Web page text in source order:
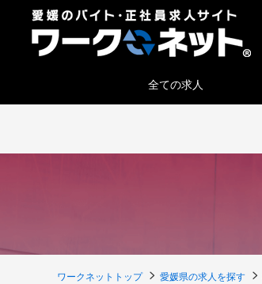
全ての求人
ワークネットトップ 愛媛県の求人を探す